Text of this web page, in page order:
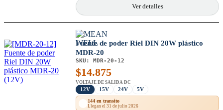
Ver detalles
Fuente de poder Riel DIN 20W plástico
MDR-20
SKU: MDR-20-12
$14.875
VOLTAJE DE SALIDA DC
12V 15V 24V 5V
144 en transito
Llegan el 31 de julio 2026